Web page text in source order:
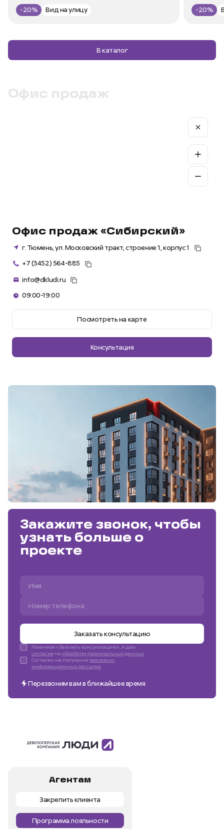
-20%
Вид на улицу
-20%
В каталог
Офис продаж
Офис продаж «Сибирский»
г. Тюмень, ул. Московский тракт, строение 1, корпус 1
+7 (3452) 564-885
info@dkludi.ru
09:00-19:00
Посмотреть на карте
Консультация
Закажите звонок, чтобы
узнать больше о
проекте
Заказать консультацию
Нажимая «Заказать консультацию», я даю
согласие на обработку персональных данных
Согласен на получение рекламно-
информационных рассылок
Перезвоним вам в ближайшее время
Агентам
Закрепить клиента
Программа лояльности